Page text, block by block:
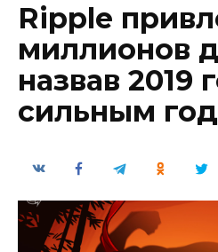
Ripple
миллионов
назвав 2019
сильным